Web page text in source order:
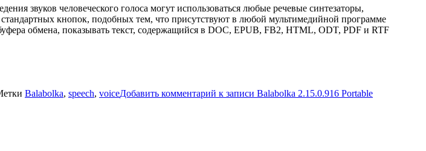
звуков человеческого голоса могут использоваться любые речевые синтезаторы,
кнопок, подобных тем, что присутствуют в любой мультимедийной программе
обмена, показывать текст, содержащийся в DOC, EPUB, FB2, HTML, ODT, PDF и RTF
Balabolka, speech, voiceДобавить комментарий к записи Balabolka 2.15.0.916 Portable